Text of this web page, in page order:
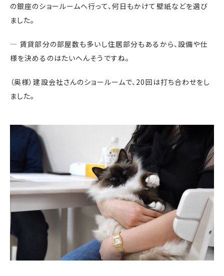
の銀座のショールームへ行って、何日もかけて壁紙などを選び
ました。
― 賃貸部分の部屋数も多いし住居部分もあるから、設備や仕
様を決めるのはたいへんそうですね。
（奥様）建設会社さんのショールームで、20回は打ち合わせをし
ました。